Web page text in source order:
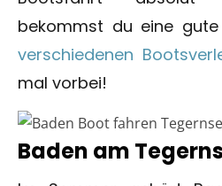
bekommst du eine gute
verschiedenen
mal vorbei!
Baden am